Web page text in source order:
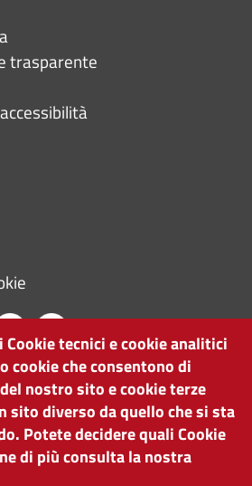
trasparente
DI BOLZANO
39100 Bolzano
|info@camcom.bz.it
DELLO
tecnici e cookie analitici
cookie che consentono di
nostro sito e cookie terze
sito diverso da quello che si sta
Potete decidere quali Cookie
di più consulta la nostra